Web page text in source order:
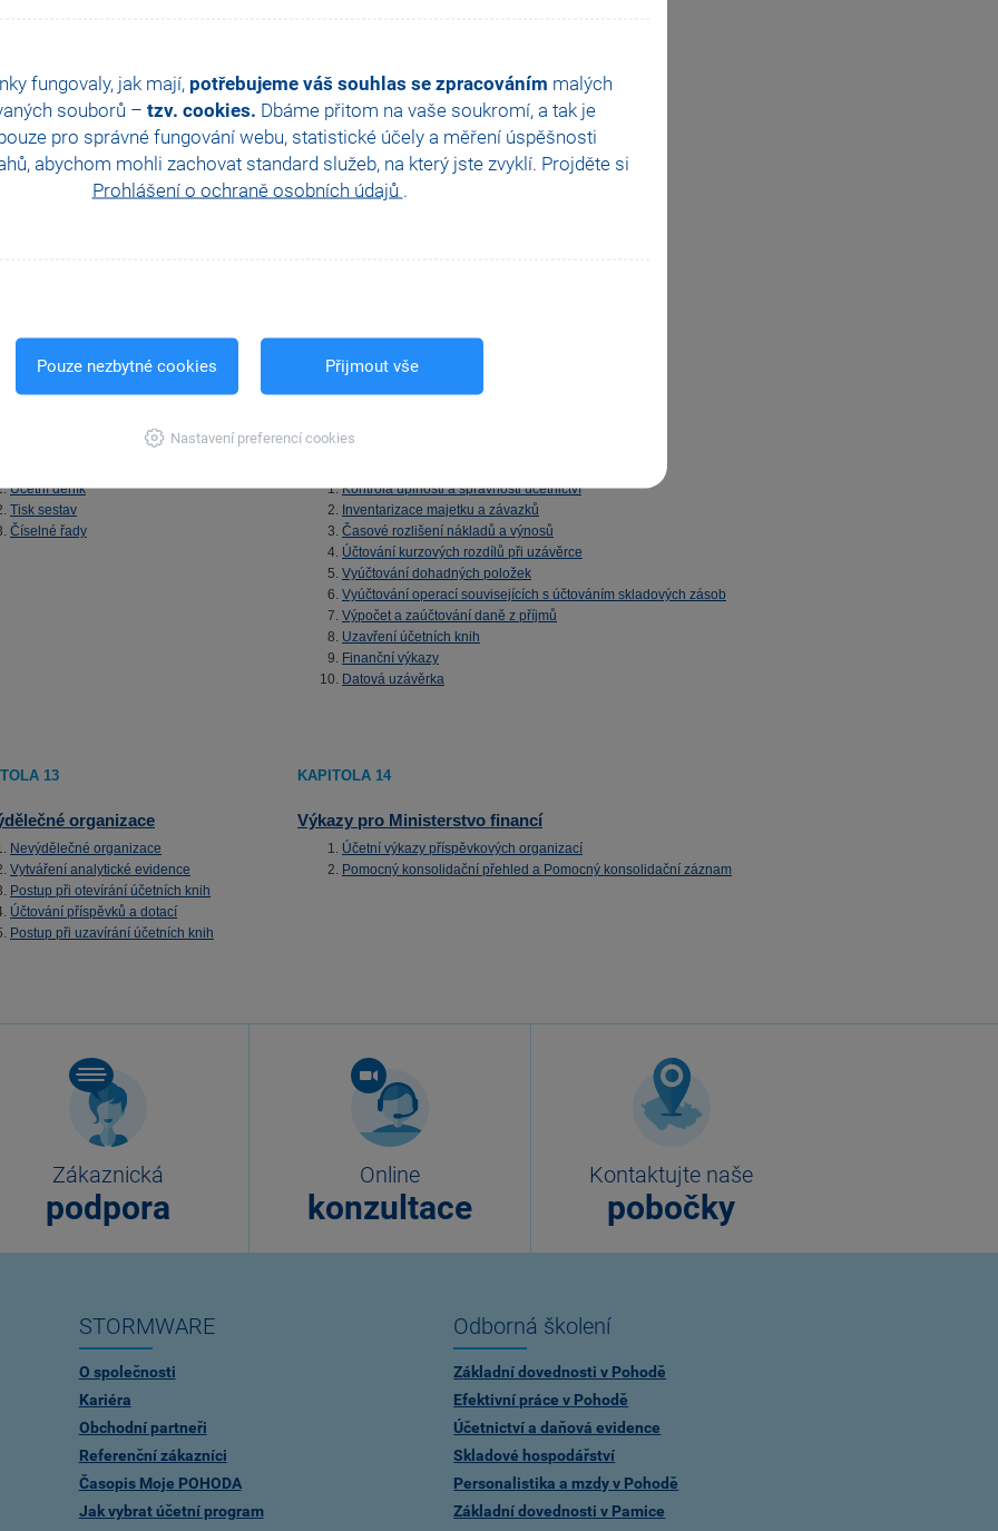
fungovaly, jak mají, potřebujeme váš souhlas se zpracováním malých
souborů – tzv. cookies. Dbáme přitom na vaše soukromí, a tak je
pro správné fungování webu, statistické účely a měření úspěšnosti
abychom mohli zachovat standard služeb, na který jste zvyklí. Projděte si
Prohlášení o ochraně osobních údajů .
Pouze nezbytné cookies Přijmout vše
Nastavení preferencí cookies
Zaúčtování tržeb z agendy Prodejky
Inventura skladových zásob
KAPITOLA 10
Účetní deník
Tisk sestav
Číselné řady
Kontrola úplnosti a správnosti účetnictví
Inventarizace majetku a závazků
Časové rozlišení nákladů a výnosů
Účtování kurzových rozdílů při uzávěrce
Vyúčtování dohadných položek
Vyúčtování operací souvisejících s účtováním skladových zásob
Výpočet a zaúčtování daně z příjmů
Uzavření účetních knih
Finanční výkazy
Datová uzávěrka
13
organizace
Nevýdělečné organizace
Vytváření analytické evidence
Postup při otevírání účetních knih
Účtování příspěvků a dotací
Postup při uzavírání účetních knih
KAPITOLA 14
Výkazy pro Ministerstvo financí
Účetní výkazy příspěvkových organizací
Pomocný konsolidační přehled a Pomocný konsolidační záznam
Zákaznická
podpora
Online
konzultace
Kontaktujte naše
pobočky
STORMWARE
O společnosti
Kariéra
Obchodní partneři
Referenční zákazníci
Časopis Moje POHODA
Jak vybrat účetní program
Odborná školení
Základní dovednosti v Pohodě
Efektivní práce v Pohodě
Účetnictví a daňová evidence
Skladové hospodářství
Personalistika a mzdy v Pohodě
Základní dovednosti v Pamice